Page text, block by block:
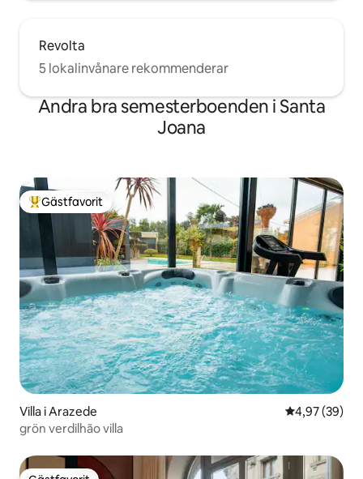
Revolta
5 lokalinvånare rekommenderar
Andra bra semesterboenden i Santa
Joana
Populär gästfavorit
Gästfavorit
Villa i Arazede 4,97 av 5 i
4,97 (39)
grön verdilhão villa